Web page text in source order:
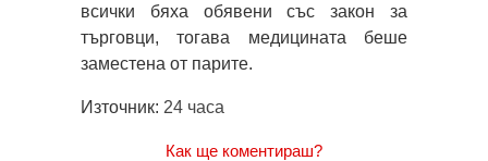
всички бяха обявени със закон за
търговци, тогава медицината беше
заместена от парите.
Източник: 24 часа
Как ще коментираш?